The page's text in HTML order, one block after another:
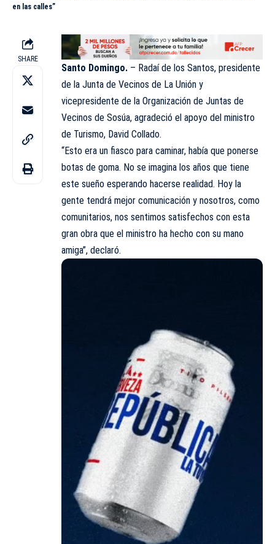
en las calles”
SHARE
Santo Domingo. – Radaí de los Santos, presidente
de la Junta de Vecinos de La Unión y
vicepresidente de la Organización de Juntas de
Vecinos de Sosúa, agradeció el apoyo del ministro
de Turismo, David Collado.
“Esto era un fiasco para caminar, había que ponerse
botas de goma. No se imagina los años que tiene
este sueño esperando hacerse realidad. Hoy la
gente tendrá mejor comunicación y nosotros, como
comunitarios, nos sentimos satisfechos con esta
gran obra que el ministro ha hecho con su mano
amiga”, declaró.